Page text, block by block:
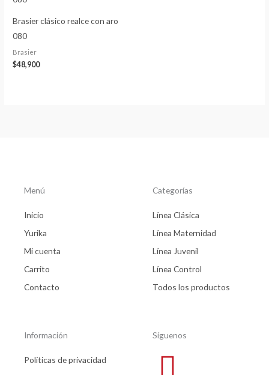
Brasier clásico realce con aro
080
Brasier
$48,900
Menú
Inicio
Yurika
Mi cuenta
Carrito
Contacto
Categorías
Línea Clásica
Línea Maternidad
Línea Juvenil
Línea Control
Todos los productos
Información
Políticas de privacidad
Síguenos